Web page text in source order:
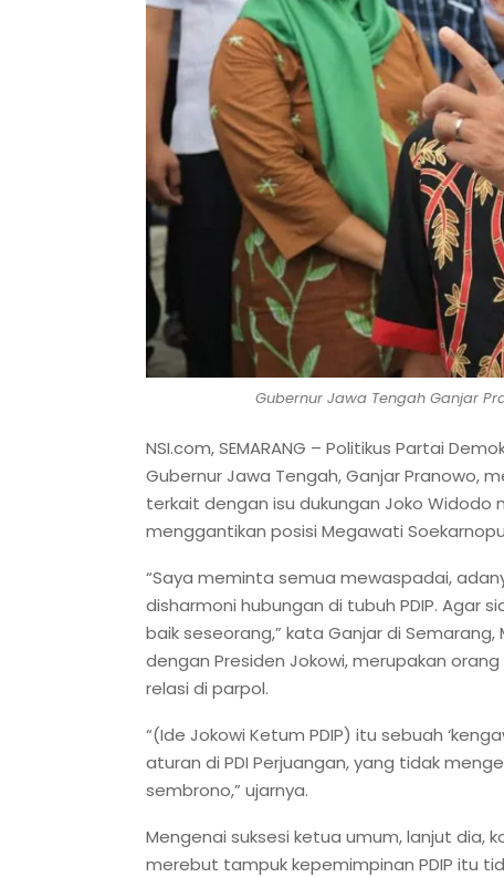
Gubernur Jawa Tengah Ganjar
NSI.com, SEMARANG – Politikus Partai
Gubernur Jawa Tengah, Ganjar Pranowo,
terkait dengan isu dukungan Joko Widodo
menggantikan posisi Megawati
“Saya meminta semua mewaspadai,
disharmoni hubungan di tubuh PDIP. Agar
baik seseorang,” kata Ganjar di
dengan Presiden Jokowi, merupakan
relasi di parpol.
“(Ide Jokowi Ketum PDIP) itu sebuah
aturan di PDI Perjuangan, yang tidak
sembrono,” ujarnya.
Mengenai suksesi ketua umum, lanjut dia,
merebut tampuk kepemimpinan PDIP itu